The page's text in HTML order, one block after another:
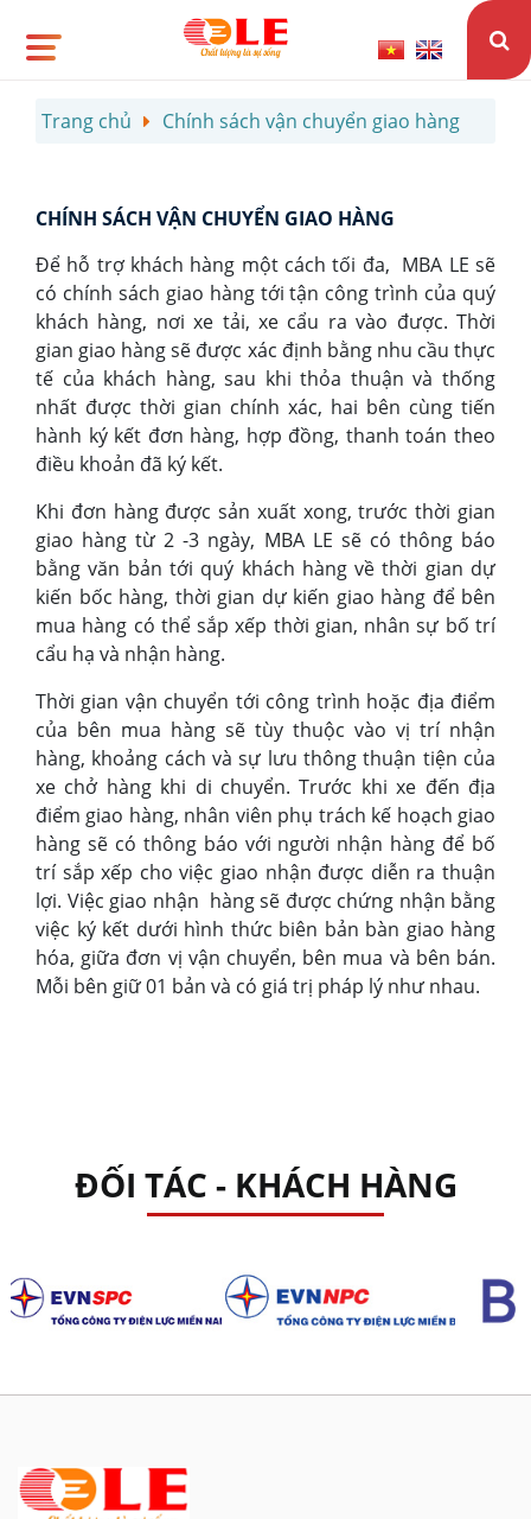
Trang chủ Chính sách vận chuyển giao hàng
CHÍNH SÁCH VẬN CHUYỂN GIAO HÀNG
Để hỗ trợ khách hàng một cách tối đa, MBA LE sẽ
có chính sách giao hàng tới tận công trình của quý
khách hàng, nơi xe tải, xe cẩu ra vào được. Thời
gian giao hàng sẽ được xác định bằng nhu cầu thực
tế của khách hàng, sau khi thỏa thuận và thống
nhất được thời gian chính xác, hai bên cùng tiến
hành ký kết đơn hàng, hợp đồng, thanh toán theo
điều khoản đã ký kết.
Khi đơn hàng được sản xuất xong, trước thời gian
giao hàng từ 2 -3 ngày, MBA LE sẽ có thông báo
bằng văn bản tới quý khách hàng về thời gian dự
kiến bốc hàng, thời gian dự kiến giao hàng để bên
mua hàng có thể sắp xếp thời gian, nhân sự bố trí
cẩu hạ và nhận hàng.
Thời gian vận chuyển tới công trình hoặc địa điểm
của bên mua hàng sẽ tùy thuộc vào vị trí nhận
hàng, khoảng cách và sự lưu thông thuận tiện của
xe chở hàng khi di chuyển. Trước khi xe đến địa
điểm giao hàng, nhân viên phụ trách kế hoạch giao
hàng sẽ có thông báo với người nhận hàng để bố
trí sắp xếp cho việc giao nhận được diễn ra thuận
lợi. Việc giao nhận hàng sẽ được chứng nhận bằng
việc ký kết dưới hình thức biên bản bàn giao hàng
hóa, giữa đơn vị vận chuyển, bên mua và bên bán.
Mỗi bên giữ 01 bản và có giá trị pháp lý như nhau.
ĐỐI TÁC - KHÁCH HÀNG